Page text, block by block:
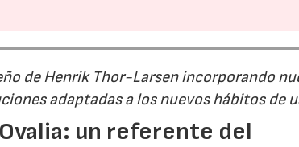
de Henrik Thor-Larsen incorporando
adaptadas a los nuevos hábitos de
un referente del